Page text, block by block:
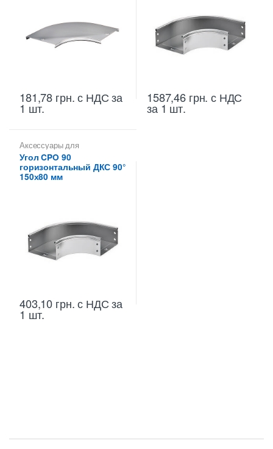
181,78 грн.с НДС за
1 шт.
1587,46 грн. с НДС
за 1 шт.
Аксессуары для
металлических лотков
для цельных,
перфорированных лотков
Угол CPO 90
горизонтальный ДКС 90°
150х80 мм
403,10 грн.с НДС за
1 шт.